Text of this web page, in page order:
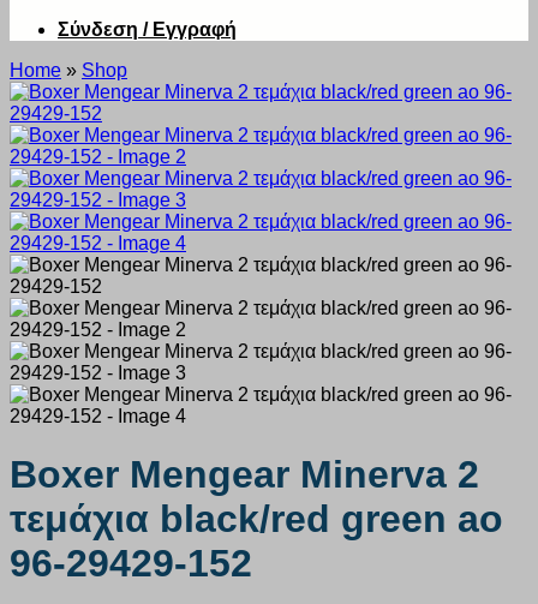
Σύνδεση / Εγγραφή
Home » Shop
Boxer Mengear Minerva 2
τεμάχια black/red green ao
96-29429-152